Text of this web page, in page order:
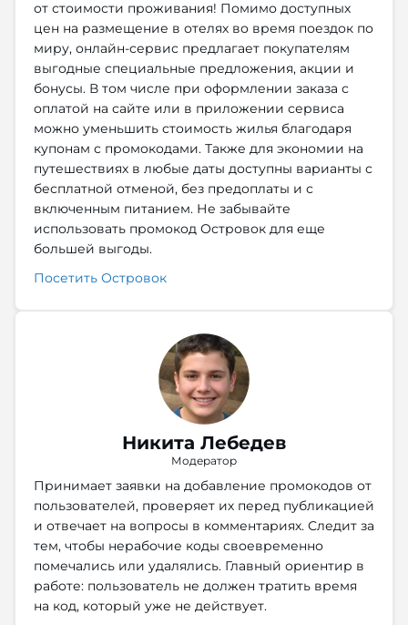
от стоимости проживания! Помимо доступных
цен на размещение в отелях во время поездок по
миру, онлайн-сервис предлагает покупателям
выгодные специальные предложения, акции и
бонусы. В том числе при оформлении заказа с
оплатой на сайте или в приложении сервиса
можно уменьшить стоимость жилья благодаря
купонам с промокодами. Также для экономии на
путешествиях в любые даты доступны варианты с
бесплатной отменой, без предоплаты и с
включенным питанием. Не забывайте
использовать промокод Островок для еще
большей выгоды.
Посетить Островок
Никита Лебедев
Модератор
Принимает заявки на добавление промокодов от
пользователей, проверяет их перед публикацией
и отвечает на вопросы в комментариях. Следит за
тем, чтобы нерабочие коды своевременно
помечались или удалялись. Главный ориентир в
работе: пользователь не должен тратить время
на код, который уже не действует.